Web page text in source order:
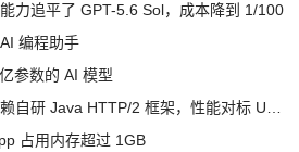
力追平了 GPT-5.6 Sol，成本降到 1/100
编程助手
参数的 AI 模型
占用内存超过 1GB